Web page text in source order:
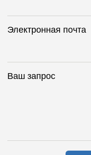
Электронная почта
Ваш запрос